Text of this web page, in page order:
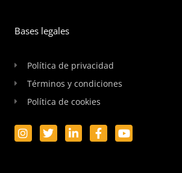
Bases legales
Política de privacidad
Términos y condiciones
Política de cookies
I
n
T
w
L
i
F
a
Y
o